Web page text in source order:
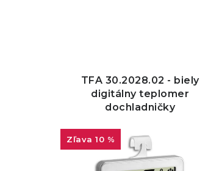
TFA 30.2028.02 - biely
digitálny teplomer
dochladničky
10 %